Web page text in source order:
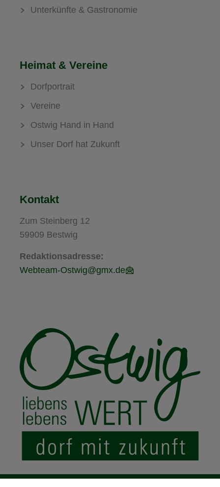
Unterkünfte & Gastronomie
Heimat & Vereine
Dorfportrait
Vereine
Ostwig Hand in Hand
Unser Dorf hat Zukunft
Kontakt
Zum Steinberg 12
59909 Bestwig
Redaktionsadresse:
Webteam-Ostwig@gmx.de